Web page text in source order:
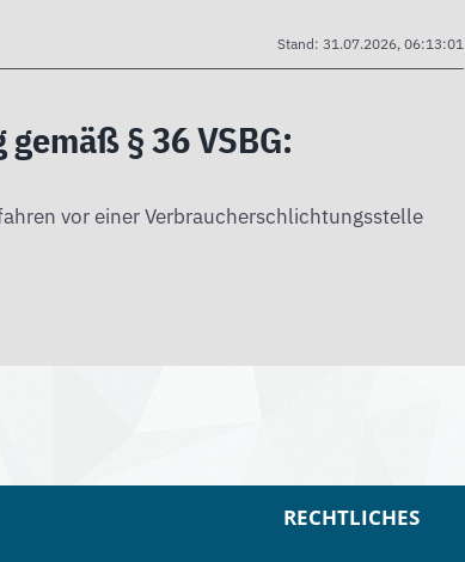
Stand: 31.07.2026, 06:13:01
§ 36 VSBG:
vor einer Verbraucherschlichtungsstelle
RECHTLICHES